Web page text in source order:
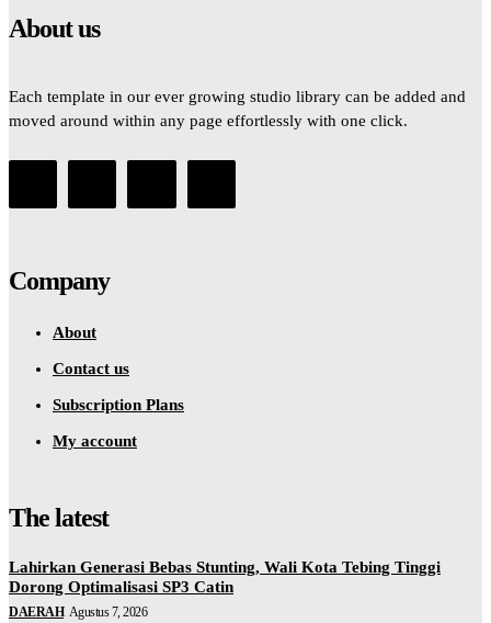
About us
Each template in our ever growing studio library can be added and
moved around within any page effortlessly with one click.
Company
About
Contact us
Subscription Plans
My account
The latest
Lahirkan Generasi Bebas Stunting, Wali Kota Tebing Tinggi
Dorong Optimalisasi SP3 Catin
DAERAH Agustus 7, 2026